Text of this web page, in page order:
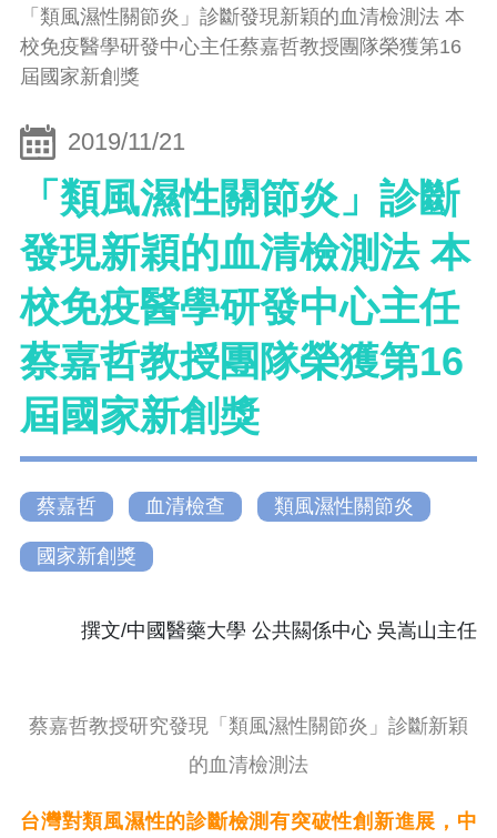
「類風濕性關節炎」診斷發現新穎的血清檢測法 本
校免疫醫學研發中心主任蔡嘉哲教授團隊榮獲第16
屆國家新創獎
2019/11/21
「類風濕性關節炎」診斷
發現新穎的血清檢測法 本
校免疫醫學研發中心主任
蔡嘉哲教授團隊榮獲第16
屆國家新創獎
蔡嘉哲 血清檢查 類風濕性關節炎
國家新創獎
撰文/中國醫藥大學 公共闗係中心 吳嵩山主任
蔡嘉哲教授研究發現「類風濕性關節炎」診斷新穎
的血清檢測法
台灣對類風濕性的診斷檢測有突破性創新進展，中